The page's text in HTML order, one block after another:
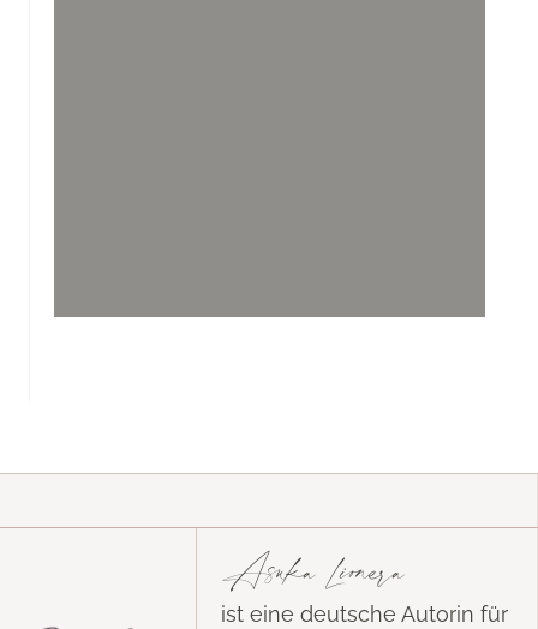
Asuka Lionera
ist eine deutsche Autorin für